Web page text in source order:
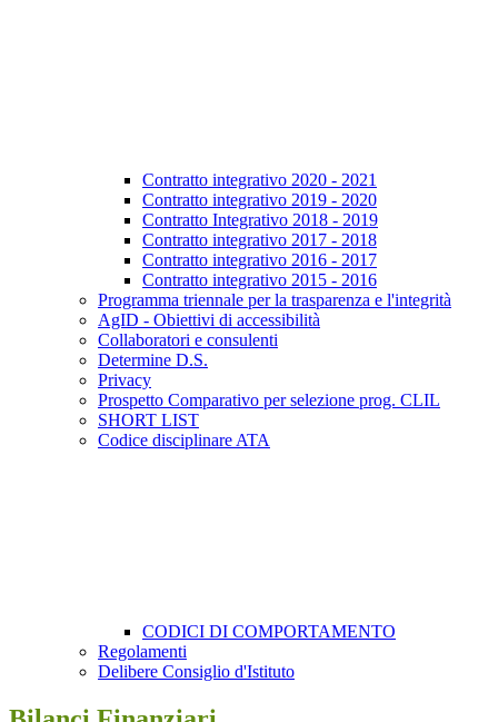
Contratto integrativo 2020 - 2021
Contratto integrativo 2019 - 2020
Contratto Integrativo 2018 - 2019
Contratto integrativo 2017 - 2018
Contratto integrativo 2016 - 2017
Contratto integrativo 2015 - 2016
Programma triennale per la trasparenza e l'integrità
AgID - Obiettivi di accessibilità
Collaboratori e consulenti
Determine D.S.
Privacy
Prospetto Comparativo per selezione prog. CLIL
SHORT LIST
Codice disciplinare ATA
CODICI DI COMPORTAMENTO
Regolamenti
Delibere Consiglio d'Istituto